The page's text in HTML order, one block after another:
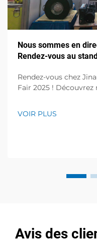
Nous sommes en
Rendez-vous au
Rendez-vous chez
Fair 2025 !
plus encore.
VOIR PLUS
Avis des